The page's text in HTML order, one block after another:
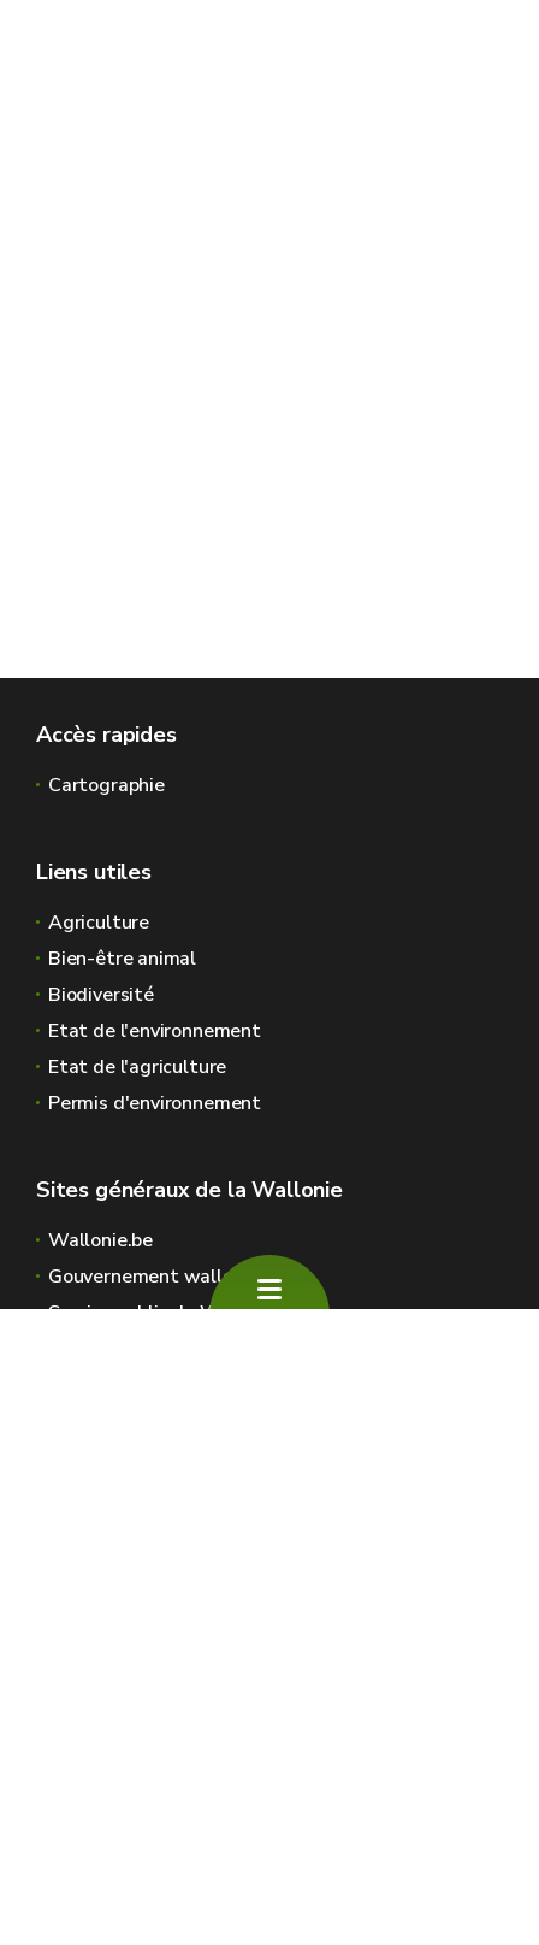
Accès rapides
Cartographie
Liens utiles
Agriculture
Bien-être animal
Biodiversité
Etat de l'environnement
Etat de l'agriculture
Permis d'environnement
Sites généraux de la Wallonie
Wallonie.be
Gouvernement wallon
Service public de Wallonie